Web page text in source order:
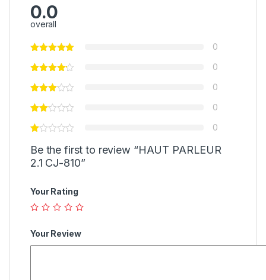
0.0
overall
0
0
0
0
0
Be the first to review “HAUT PARLEUR
2.1 CJ-810”
Your Rating
Your Review